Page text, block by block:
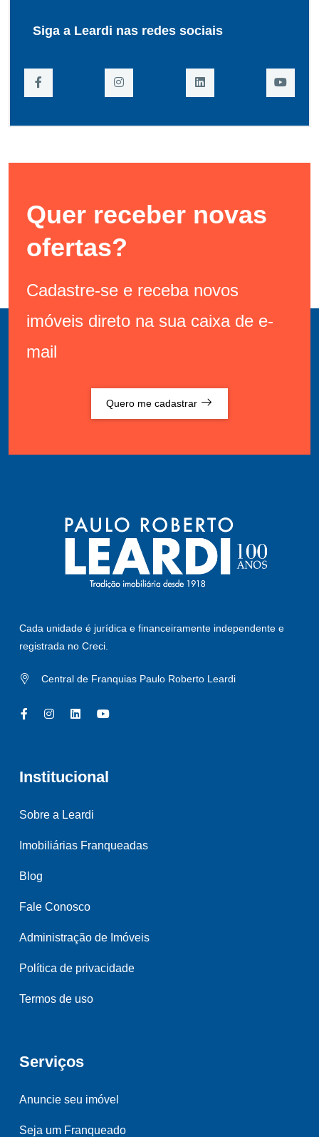
Siga a Leardi nas redes sociais
Quer receber novas
ofertas?
Cadastre-se e receba novos
imóveis direto na sua caixa de e-
mail
Quero me cadastrar
Cada unidade é jurídica e financeiramente independente e
registrada no Creci.
Central de Franquias Paulo Roberto Leardi
Institucional
Sobre a Leardi
Imobiliárias Franqueadas
Blog
Fale Conosco
Administração de Imóveis
Política de privacidade
Termos de uso
Serviços
Anuncie seu imóvel
Seja um Franqueado